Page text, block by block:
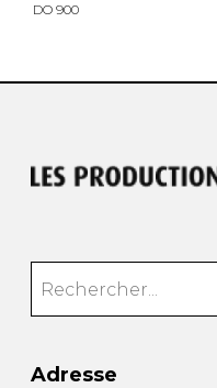
DO 900
Adresse